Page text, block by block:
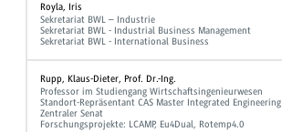
Royla, Iris
Sekretariat BWL – Industrie
Sekretariat BWL - Industrial Business Management
Sekretariat BWL - International Business
Rupp, Klaus-Dieter, Prof. Dr.-Ing.
Professor im Studiengang Wirtschaftsingenieurwesen
Standort-Repräsentant CAS Master Integrated Engineering
Zentraler Senat
Forschungsprojekte: LCAMP, Eu4Dual, Rotemp4.0